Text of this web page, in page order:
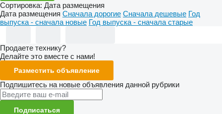
Сортировка: Дата размещения
Дата размещения Сначала дорогие Сначала дешевые Год
выпуска - сначала новые Год выпуска - сначала старые
Продаете технику?
Делайте это вместе с нами!
Разместить объявление
Подпишитесь на новые объявления данной рубрики
Подписаться